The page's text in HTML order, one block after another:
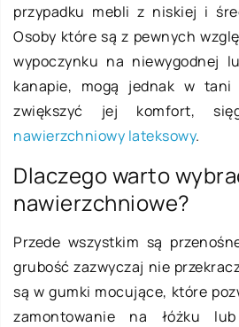
przypadku mebli z niskiej i
Osoby które są z pewnych
wypoczynku na niewygodnej
kanapie, mogą jednak w
zwiększyć jej komfort,
nawierzchniowy lateksowy.
Dlaczego warto
nawierzchniowe?
Przede wszystkim są
grubość zazwyczaj nie
są w gumki mocujące, które
zamontowanie na łóżku